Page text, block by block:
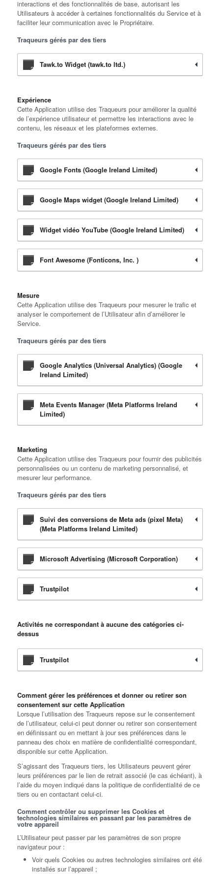
interactions et des fonctionnalités de base, autorisant les
Utilisateurs à accéder à certaines fonctionnalités du Service et à
faciliter leur communication avec le Propriétaire.
Traqueurs gérés par des tiers
Tawk.to Widget (tawk.to ltd.)
Expérience
Cette Application utilise des Traqueurs pour améliorer la qualité
de l’expérience utilisateur et permettre les interactions avec le
contenu, les réseaux et les plateformes externes.
Traqueurs gérés par des tiers
Google Fonts (Google Ireland Limited)
Google Maps widget (Google Ireland Limited)
Widget vidéo YouTube (Google Ireland Limited)
Font Awesome (Fonticons, Inc. )
Mesure
Cette Application utilise des Traqueurs pour mesurer le trafic et
analyser le comportement de l’Utilisateur afin d’améliorer le
Service.
Traqueurs gérés par des tiers
Google Analytics (Universal Analytics) (Google
Ireland Limited)
Meta Events Manager (Meta Platforms Ireland
Limited)
Marketing
Cette Application utilise des Traqueurs pour fournir des publicités
personnalisées ou un contenu de marketing personnalisé, et
mesurer leur performance.
Traqueurs gérés par des tiers
Suivi des conversions de Meta ads (pixel Meta)
(Meta Platforms Ireland Limited)
Microsoft Advertising (Microsoft Corporation)
Trustpilot
Activités ne correspondant à aucune des catégories ci-
dessus
Trustpilot
Comment gérer les préférences et donner ou retirer son
consentement sur cette Application
Lorsque l’utilisation des Traqueurs repose sur le consentement
de l’utilisateur, celui-ci peut donner ou retirer son consentement
en définissant ou en mettant à jour ses préférences dans le
panneau des choix en matière de confidentialité correspondant,
disponible sur cette Application.
S’agissant des Traqueurs tiers, les Utilisateurs peuvent gérer
leurs préférences par le lien de retrait associé (le cas échéant), à
l’aide du moyen indiqué dans la politique de confidentialité de ce
tiers ou en contactant celui-ci.
Comment contrôler ou supprimer les Cookies et
technologies similaires en passant par les paramètres de
votre appareil
L’Utilisateur peut passer par les paramètres de son propre
navigateur pour :
Voir quels Cookies ou autres technologies similaires ont été
installés sur l’appareil ;